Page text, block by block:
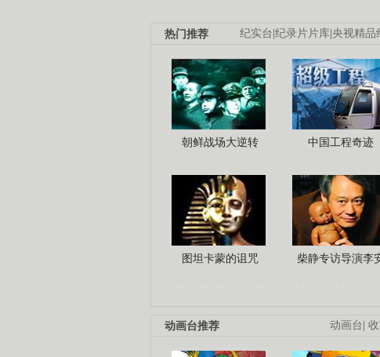
纪实台 纪录片片库 央视精品
热门推荐
朝鲜战场大逆转 中国工程奇迹
图坦卡蒙的诅咒 柴静专访导演李
动画台
动画台推荐